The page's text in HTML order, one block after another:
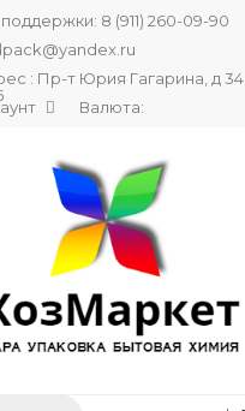
8 (911) 260-09-90
: Пр-т Юрия Гагарина, д 34,
Валюта: